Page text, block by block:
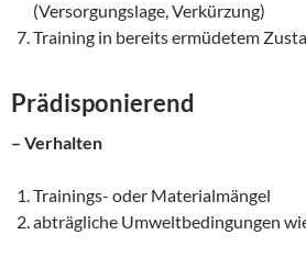
(Versorgungslage, Verkürzung)
Training in bereits ermüdetem
Prädisponierend
– Verhalten
Trainings- oder Materialmängel
abträgliche Umweltbedingungen